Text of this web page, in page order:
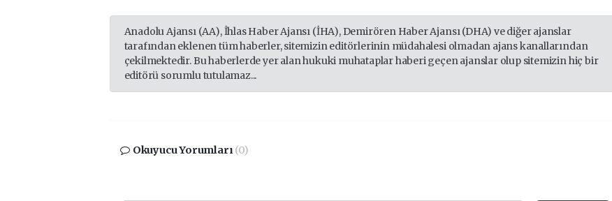
Anadolu Ajansı (AA), İhlas Haber Ajansı (İHA), Demirören Haber Ajansı (DHA) ve diğer ajanslar
tarafından eklenen tüm haberler, sitemizin editörlerinin müdahalesi olmadan ajans kanallarından
çekilmektedir. Bu haberlerde yer alan hukuki muhataplar haberi geçen ajanslar olup sitemizin hiç bir
editörü sorumlu tutulamaz...
Okuyucu Yorumları(0)